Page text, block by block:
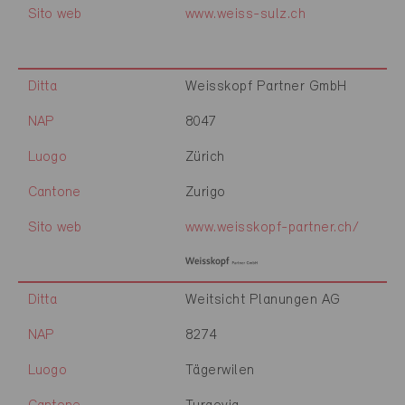
Sito web www.weiss-sulz.ch
Ditta Weisskopf Partner GmbH
NAP 8047
Luogo Zürich
Cantone Zurigo
Sito web www.weisskopf-partner.ch/
Ditta Weitsicht Planungen AG
NAP 8274
Luogo Tägerwilen